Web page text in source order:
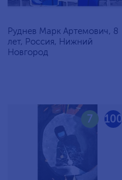
Руднев Марк Артемович, 8
лет, Россия, Нижний
Новгород
100
7